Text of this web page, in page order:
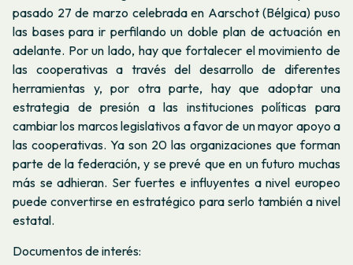
pasado 27 de marzo celebrada en Aarschot (Bélgica) puso
las bases para ir perfilando un doble plan de actuación en
adelante. Por un lado, hay que fortalecer el movimiento de
las cooperativas a través del desarrollo de diferentes
herramientas y, por otra parte, hay que adoptar una
estrategia de presión a las instituciones políticas para
cambiar los marcos legislativos a favor de un mayor apoyo a
las cooperativas. Ya son 20 las organizaciones que forman
parte de la federación, y se prevé que en un futuro muchas
más se adhieran. Ser fuertes e influyentes a nivel europeo
puede convertirse en estratégico para serlo también a nivel
estatal.
Documentos de interés: